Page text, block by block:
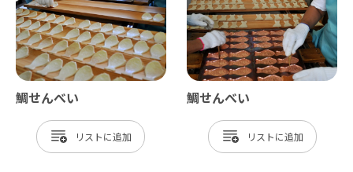
鯛せんべい
リスト
鯛せんべい
リスト